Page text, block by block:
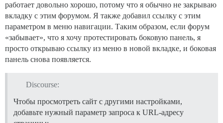
работает довольно хорошо, потому что я обычно не закрываю
вкладку с этим форумом. Я также добавил ссылку с этим
параметром в меню навигации. Таким образом, если форум
«забывает», что я хочу протестировать боковую панель, я
просто открываю ссылку из меню в новой вкладке, и боковая
панель снова появляется.
Discourse:
Чтобы просмотреть сайт с другими настройками,
добавьте нужный параметр запроса к URL-адресу